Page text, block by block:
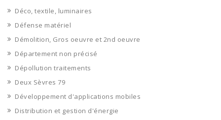
Déco, textile, luminaires
Défense matériel
Démolition, Gros oeuvre et 2nd oeuvre
Département non précisé
Dépollution traitements
Deux Sèvres 79
Développement d'applications mobiles
Distribution et gestion d'énergie